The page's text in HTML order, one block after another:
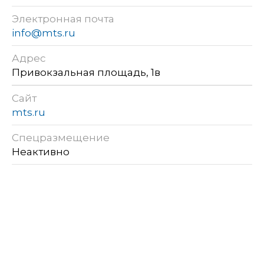
Электронная почта
info@mts.ru
Адрес
Привокзальная площадь, 1в
Сайт
mts.ru
Спецразмещение
Неактивно